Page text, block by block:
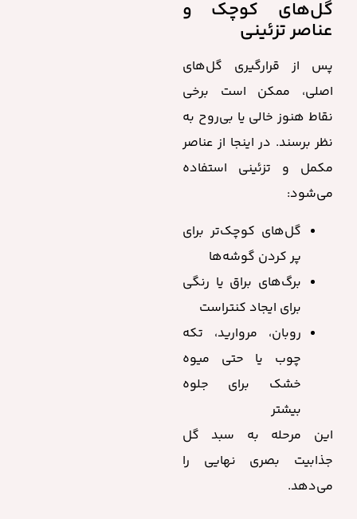
گل‌های کوچک و
عناصر تزئینی
پس از قرارگیری گل‌های
اصلی، ممکن است برخی
نقاط هنوز خالی یا بی‌روح به
نظر برسند. در اینجا از عناصر
مکمل و تزئینی استفاده
می‌شود:
گل‌های کوچک‌تر برای
پر کردن گوشه‌ها
برگ‌های براق یا رنگی
برای ایجاد کنتراست
روبان، مروارید، تکه
چوب یا حتی میوه
خشک برای جلوه
بیشتر
این مرحله به سبد گل
جذابیت بصری نهایی را
می‌دهد.